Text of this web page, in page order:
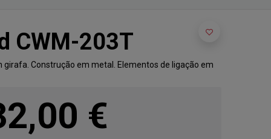
CWM-203T
Construção em metal. Elementos de ligação em
€